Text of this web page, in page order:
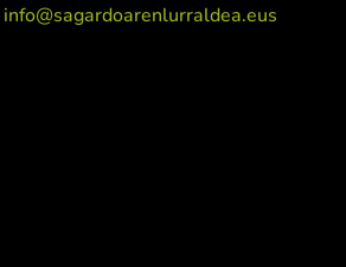
info@sagardoarenlurraldea.eus